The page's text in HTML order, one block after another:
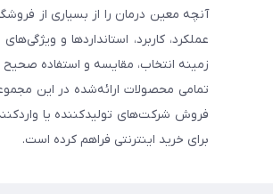
آنچه معین درمان را از بسیاری از
عملکرد، کاربرد، استانداردها و
زمینه انتخاب، مقایسه و استفاده
تمامی محصولات ارائه‌شده در این
فروش شرکت‌های تولیدکننده یا
برای خرید اینترنتی فراهم کرده است.